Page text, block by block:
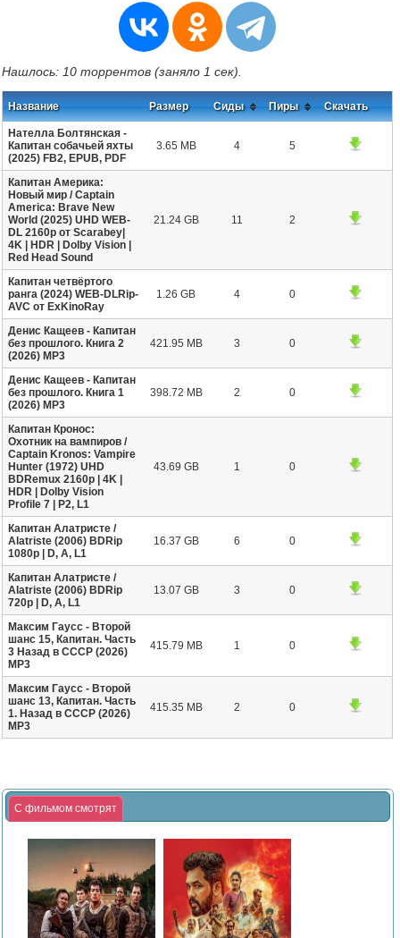
Нашлось: 10 торрентов (заняло 1 сек).
Название Размер Сиды Пиры Скачать
Нателла Болтянская -
Капитан собачьей яхты
(2025) FB2, EPUB, PDF
3.65 MB 4 5
Капитан Америка:
Новый мир / Captain
America: Brave New
World (2025) UHD WEB-
DL 2160p от Scarabey|
4K | HDR | Dolby Vision |
Red Head Sound
21.24 GB 11 2
Капитан четвёртого
ранга (2024) WEB-DLRip-
AVC от ExKinoRay
1.26 GB 4 0
Денис Кащеев - Капитан
без прошлого. Книга 2
(2026) MP3
421.95 MB 3 0
Денис Кащеев - Капитан
без прошлого. Книга 1
(2026) MP3
398.72 MB 2 0
Капитан Кронос:
Охотник на вампиров /
Captain Kronos: Vampire
Hunter (1972) UHD
BDRemux 2160p | 4K |
HDR | Dolby Vision
Profile 7 | P2, L1
43.69 GB 1 0
Капитан Алатристе /
Alatriste (2006) BDRip
1080p | D, A, L1
16.37 GB 6 0
Капитан Алатристе /
Alatriste (2006) BDRip
720p | D, A, L1
13.07 GB 3 0
Максим Гаусс - Второй
шанс 15, Капитан. Часть
3 Назад в СССР (2026)
МР3
415.79 MB 1 0
Максим Гаусс - Второй
шанс 13, Капитан. Часть
1. Назад в СССР (2026)
МР3
415.35 MB 2 0
С фильмом смотрят